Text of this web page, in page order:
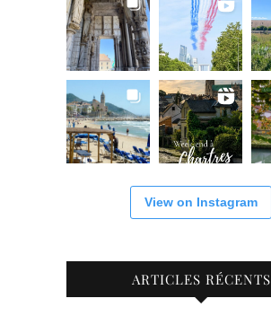
View on Instagram
ARTICLES RÉCENTS